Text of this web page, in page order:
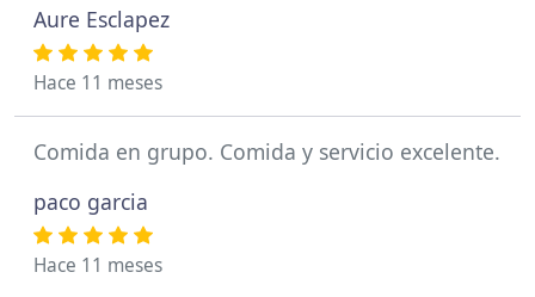
Aure Esclapez
Hace 11 meses
Comida en grupo. Comida y servicio excelente.
paco garcia
Hace 11 meses